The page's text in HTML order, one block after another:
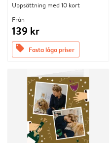
Uppsättning med 10 kort
Från
139 kr
offers Fasta låga priser